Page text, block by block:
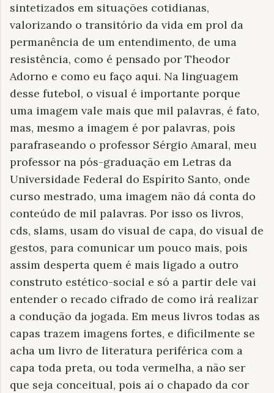
sintetizados em situações cotidianas,
valorizando o transitório da vida em prol da
permanência de um entendimento, de uma
resistência, como é pensado por Theodor
Adorno e como eu faço aqui. Na linguagem
desse futebol, o visual é importante porque
uma imagem vale mais que mil palavras, é fato,
mas, mesmo a imagem é por palavras, pois
parafraseando o professor Sérgio Amaral, meu
professor na pós-graduação em Letras da
Universidade Federal do Espírito Santo, onde
curso mestrado, uma imagem não dá conta do
conteúdo de mil palavras. Por isso os livros,
cds, slams, usam do visual de capa, do visual de
gestos, para comunicar um pouco mais, pois
assim desperta quem é mais ligado a outro
construto estético-social e só a partir dele vai
entender o recado cifrado de como irá realizar
a condução da jogada. Em meus livros todas as
capas trazem imagens fortes, e dificilmente se
acha um livro de literatura periférica com a
capa toda preta, ou toda vermelha, a não ser
que seja conceitual, pois aí o chapado da cor